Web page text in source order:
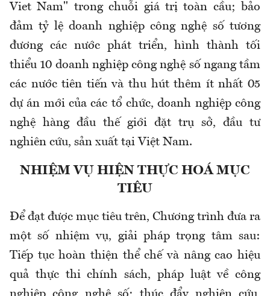
Viet Nam" trong chuỗi giá trị toàn cầu; bảo
đảm tỷ lệ doanh nghiệp công nghệ số tương
đương các nước phát triển, hình thành tối
thiểu 10 doanh nghiệp công nghệ số ngang tầm
các nước tiên tiến và thu hút thêm ít nhất 05
dự án mới của các tổ chức, doanh nghiệp công
nghệ hàng đầu thế giới đặt trụ sở, đầu tư
nghiên cứu, sản xuất tại Việt Nam.
NHIỆM VỤ HIỆN THỰC HOÁ MỤC
TIÊU
Để đạt được mục tiêu trên, Chương trình đưa ra
một số nhiệm vụ, giải pháp trọng tâm sau:
Tiếp tục hoàn thiện thể chế và nâng cao hiệu
quả thực thi chính sách, pháp luật về công